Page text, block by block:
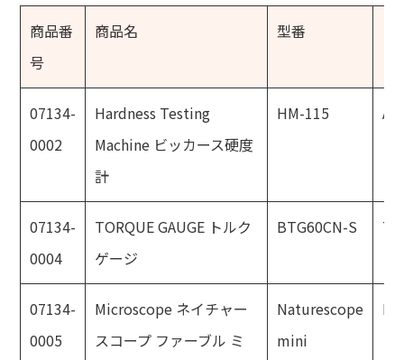
商品番
号
商品名 型番
07134-
0002
Hardness Testing
Machine ビッカース硬度
計
HM-115
07134-
0004
TORQUE GAUGE トルク
ゲージ
BTG60CN-S
07134-
0005
Microscope ネイチャー
スコープ ファーブル ミ
Naturescope
mini